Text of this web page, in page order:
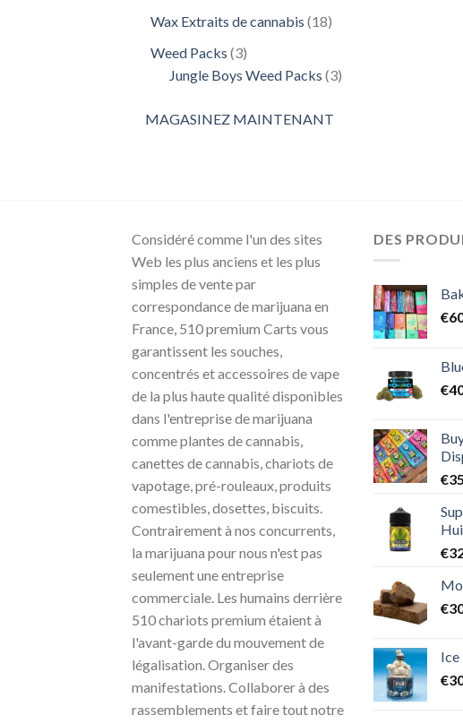
Wax Extraits de cannabis 1818
Weed Packs 33
produits
Jungle Boys Weed Packs 33
MAGASINEZ MAINTENANT
Considéré comme l'un des sites
Web les plus anciens et les plus
simples de vente par
correspondance de marijuana en
France, 510 premium Carts vous
garantissent les souches,
concentrés et accessoires de vape
de la plus haute qualité disponibles
dans l'entreprise de marijuana
comme plantes de cannabis,
canettes de cannabis, chariots de
vapotage, pré-rouleaux, produits
comestibles, dosettes, biscuits.
Contrairement à nos concurrents,
la marijuana pour nous n'est pas
seulement une entreprise
commerciale. Les humains derrière
510 chariots premium étaient à
l'avant-garde du mouvement de
légalisation. Organiser des
manifestations. Collaborer à des
rassemblements et faire tout notre
DES
€
€
€
€
€
€